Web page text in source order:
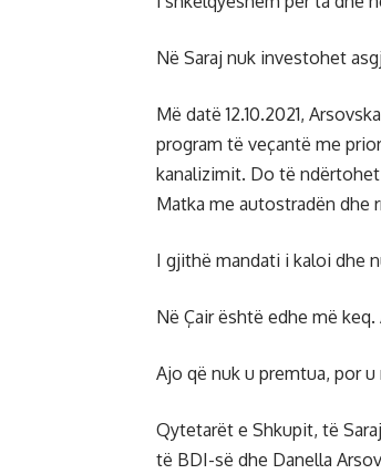
Në Saraj nuk investohet
Më datë 12.10.2021,
program të veçantë me
kanalizimit. Do të
Matka me autostradën dhe
I gjithë mandati i kaloi dhe
Në Çair është edhe më
Ajo që nuk u premtua, por
Qytetarët e Shkupit, të
të BDI-së dhe Danella